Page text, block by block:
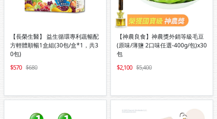
【長榮生醫】 益生循環專利蔬暢配
方輕體順暢1盒組(30包/盒*1，共3
0包)
570
680
【神農良食】神農獎外銷等級毛豆
(原味/薄鹽 2口味任選-400g/包)x30
包
2,100
5,400